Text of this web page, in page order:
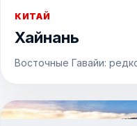
КИТАЙ
Хайнань
Восточные Гавайи: